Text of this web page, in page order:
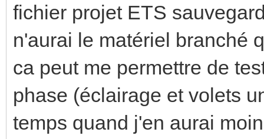
fichier projet ETS
n'aurai le matériel branché
ca peut me permettre de
phase (éclairage et volets
temps quand j'en aurai